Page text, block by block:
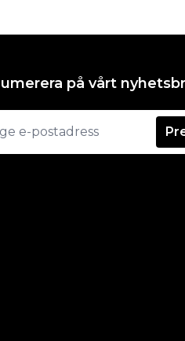
på vårt